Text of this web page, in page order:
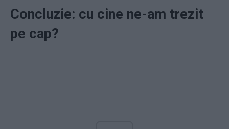
Concluzie: cu cine ne-am trezit
pe cap?